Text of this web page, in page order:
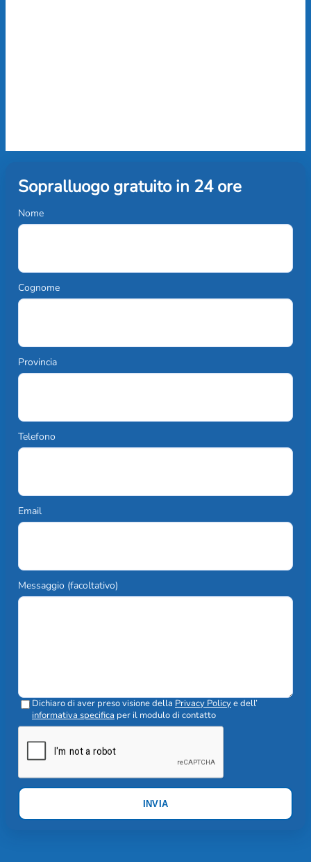
Sopralluogo gratuito in 24 ore
Nome
Cognome
Provincia
Telefono
Email
Messaggio (facoltativo)
Dichiaro di aver preso visione della Privacy Policye dell’
informativa specifica per il modulo di contatto
INVIA